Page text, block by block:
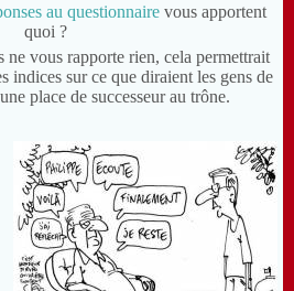
au questionnaire vous apportent
quoi ?
ne vous rapporte rien, cela permettrait
indices sur ce que diraient les gens de
place de successeur au trône.